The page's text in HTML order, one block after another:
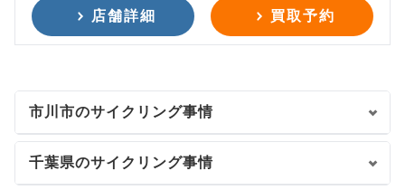
店舗詳細 買取予約
市川市のサイクリング事情
千葉県のサイクリング事情